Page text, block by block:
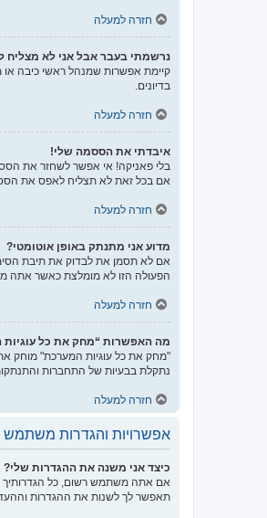
חזרה למעלה
נרשמתי בעבר אבל אני לא מצליח
קיימת אפשרות שמנהל ראשי כיבה או
בדיונים.
חזרה למעלה
איבדתי את הססמה שלי!
בלי פאניקה! אי אפשר לשחזר את
אם בכל זאת לא תצליח לאפס את
חזרה למעלה
מדוע אני מתנתק באופן אוטומטי?
אם לא תסמן את לבדוק את תיבת
הפעולה הזו לא מומלצת כאשר אתה
חזרה למעלה
מה האפשרות “מחק את כל
נתקלת בבעיות של התחברות
חזרה למעלה
אפשרויות והגדרות משתמש
כיצד אני משנה את ההגדרות שלי?
אם אתה משתמש רשום, כל הגדרותיך
תאפשר לך לשנות את ההגדרות